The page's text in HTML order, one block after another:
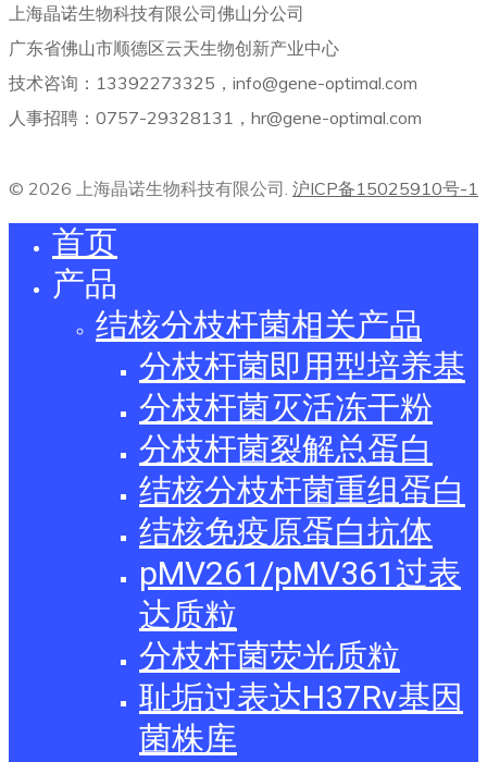
上海晶诺生物科技有限公司佛山分公司
广东省佛山市顺德区云天生物创新产业中心
技术咨询：13392273325，info@gene-optimal.com
人事招聘：0757-29328131，hr@gene-optimal.com
© 2026 上海晶诺生物科技有限公司. 沪ICP备15025910号-1
首页
产品
结核分枝杆菌相关产品
分枝杆菌即用型培养基
分枝杆菌灭活冻干粉
分枝杆菌裂解总蛋白
结核分枝杆菌重组蛋白
结核免疫原蛋白抗体
pMV261/pMV361过表
达质粒
分枝杆菌荧光质粒
耻垢过表达H37Rv基因
菌株库